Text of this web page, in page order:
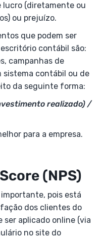
lucro (diretamente ou
ou prejuízo.
que podem ser
contábil são:
campanhas de
contábil ou de
da seguinte forma:
realizado) /
para a empresa.
(NPS)
pois está
dos clientes do
ser aplicado online (via
no site do